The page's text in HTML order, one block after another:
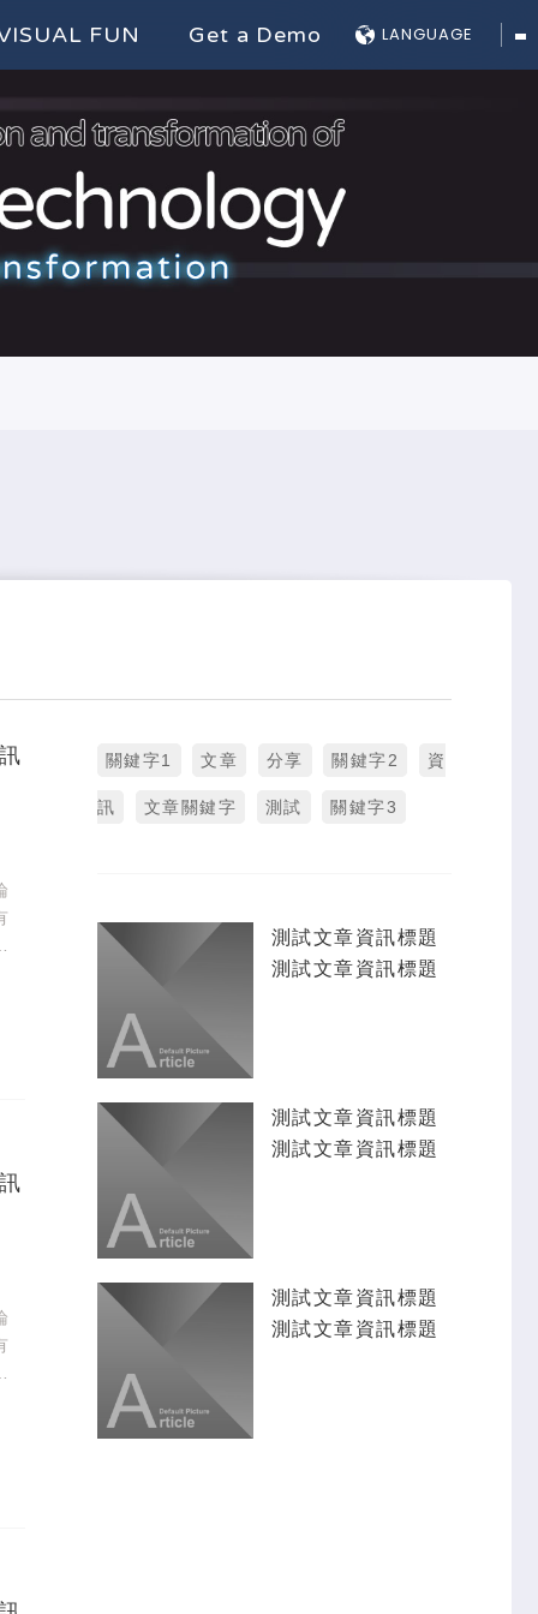
LANGUAGE
FUN Get a Demo
關鍵字1 文章 分享 關鍵字2 資
訊 文章關鍵字 測試 關鍵字3
測試文章資訊標題
測試文章資訊標題
測試文章資訊標題
測試文章資訊標題
測試文章資訊標題
測試文章資訊標題